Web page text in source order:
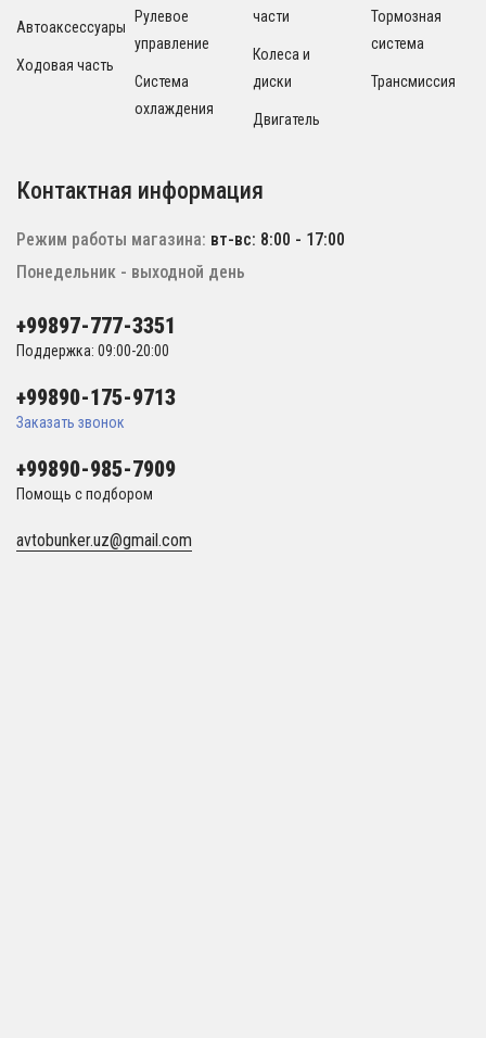
Автоаксессуары
Ходовая часть
Рулевое
управление
Система
охлаждения
части
Колеса и
диски
Двигатель
Тормозная
система
Трансмиссия
Контактная информация
Режим работы магазина: вт-вс: 8:00 - 17:00
Понедельник - выходной день
+99897-777-3351
Поддержка: 09:00-20:00
+99890-175-9713
Заказать звонок
+99890-985-7909
Помощь с подбором
avtobunker.uz@gmail.com